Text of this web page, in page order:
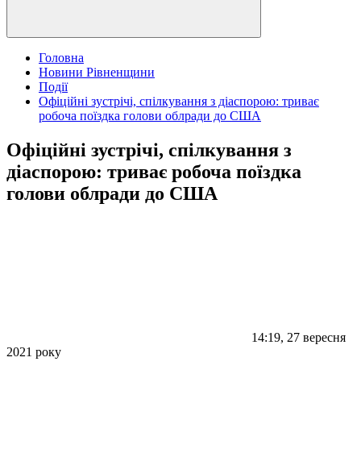
Головна
Новини Рівненщини
Події
Офіційні зустрічі, спілкування з діаспорою: триває
робоча поїздка голови облради до США
Офіційні зустрічі, спілкування з
діаспорою: триває робоча поїздка
голови облради до США
14:19, 27 вересня
2021 року